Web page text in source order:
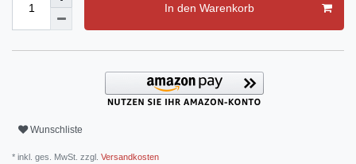
In den Warenkorb
Wunschliste
* inkl. ges. MwSt. zzgl. Versandkosten